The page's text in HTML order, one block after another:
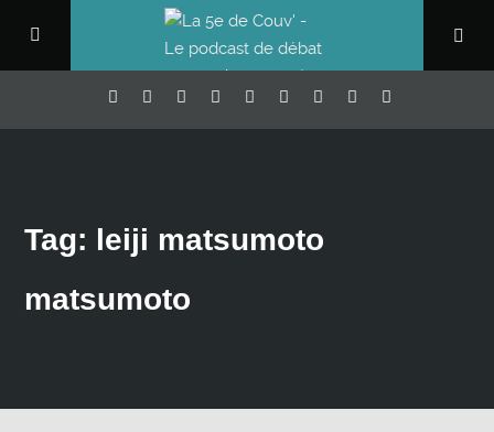
Tag: leiji matsumoto
matsumoto